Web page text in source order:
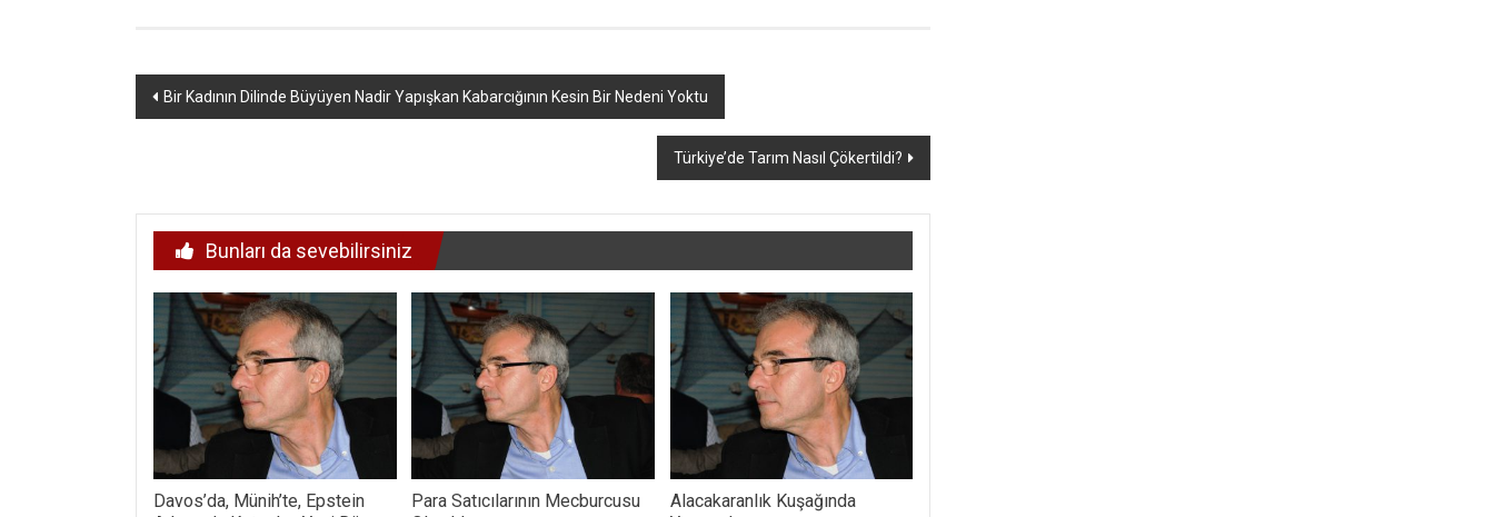
Yazı
Bir Kadının Dilinde Büyüyen Nadir Yapışkan Kabarcığının Kesin Bir Nedeni Yoktu
Türkiye’de Tarım Nasıl Çökertildi?
Bunları da sevebilirsiniz
Davos’da, Münih’te, Epstein
Para Satıcılarının Mecburcusu
Alacakaranlık Kuşağında